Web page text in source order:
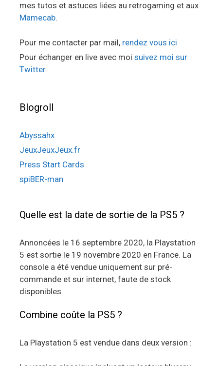
mes tutos et astuces liées au retrogaming et aux
Mamecab.
Pour me contacter par mail, rendez vous ici
Pour échanger en live avec moi suivez moi sur
Twitter
Blogroll
Abyssahx
JeuxJeuxJeux.fr
Press Start Cards
spiBER-man
Quelle est la date de sortie de la PS5 ?
Annoncées le 16 septembre 2020, la Playstation
5 est sortie le 19 novembre 2020 en France. La
console a été vendue uniquement sur pré-
commande et sur internet, faute de stock
disponibles.
Combine coûte la PS5 ?
La Playstation 5 est vendue dans deux version :